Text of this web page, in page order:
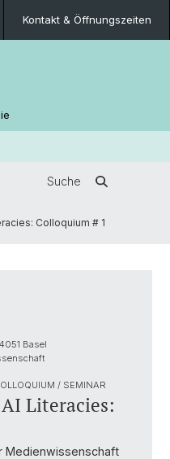
Kontakt & Öffnungszeiten
Suche
Colloquium # 1
Basel
/ SEMINAR
Literacies:
Medienwissenschaft